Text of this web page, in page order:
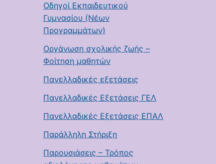
Οδηγοί Εκπαιδευτικού
Γυμνασίου (Νέων
Προγραμμάτων)
Οργάνωση σχολικής ζωής –
Φοίτηση μαθητών
Πανελλαδικές εξετάσεις
Πανελλαδικές Εξετάσεις ΓΕΛ
Πανελλαδικές Εξετάσεις ΕΠΑΛ
Παράλληλη Στήριξη
Παρουσιάσεις – Τρόπος